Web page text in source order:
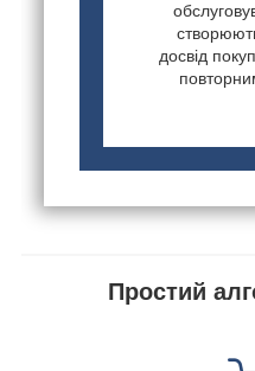
досвід
Простий